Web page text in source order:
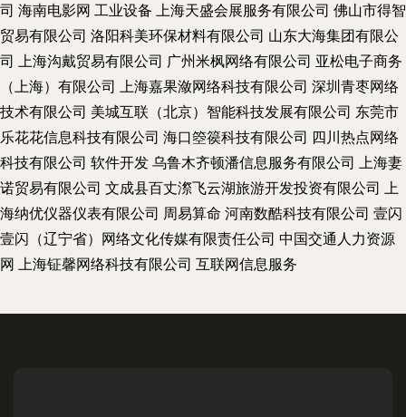
司 海南电影网 工业设备 上海天盛会展服务有限公司 佛山市得智
贸易有限公司 洛阳科美环保材料有限公司 山东大海集团有限公
司
上海沟戴贸易有限公司 广州米枫网络有限公司 亚松电子商务
（上海）有限公司
上海嘉果潋网络科技有限公司 深圳青枣网络
技术有限公司 美城互联（北京）智能科技发展有限公司 东莞市
乐花花信息科技有限公司 海口箜篌科技有限公司 四川热点网络
科技有限公司 软件开发 乌鲁木齐顿潘信息服务有限公司
上海妻
诺贸易有限公司 文成县百丈漈飞云湖旅游开发投资有限公司
上
海纳优仪器仪表有限公司 周易算命 河南数酷科技有限公司 壹闪
壹闪（辽宁省）网络文化传媒有限责任公司 中国交通人力资源
网
上海钲馨网络科技有限公司 互联网信息服务